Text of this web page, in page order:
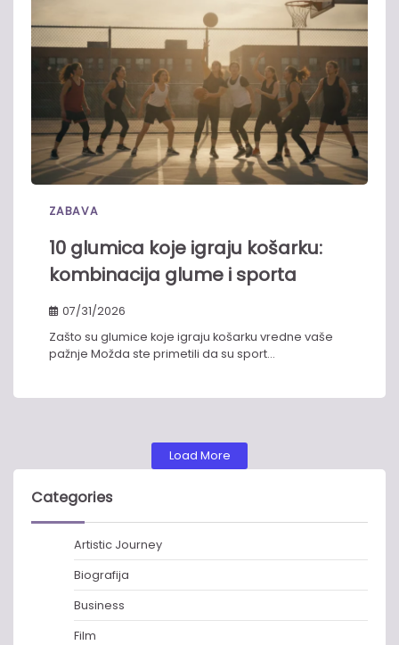
ZABAVA
10 glumica koje igraju košarku:
kombinacija glume i sporta
07/31/2026
Zašto su glumice koje igraju košarku vredne vaše
pažnje Možda ste primetili da su sport…
Load More
Categories
Artistic Journey
Biografija
Business
Film